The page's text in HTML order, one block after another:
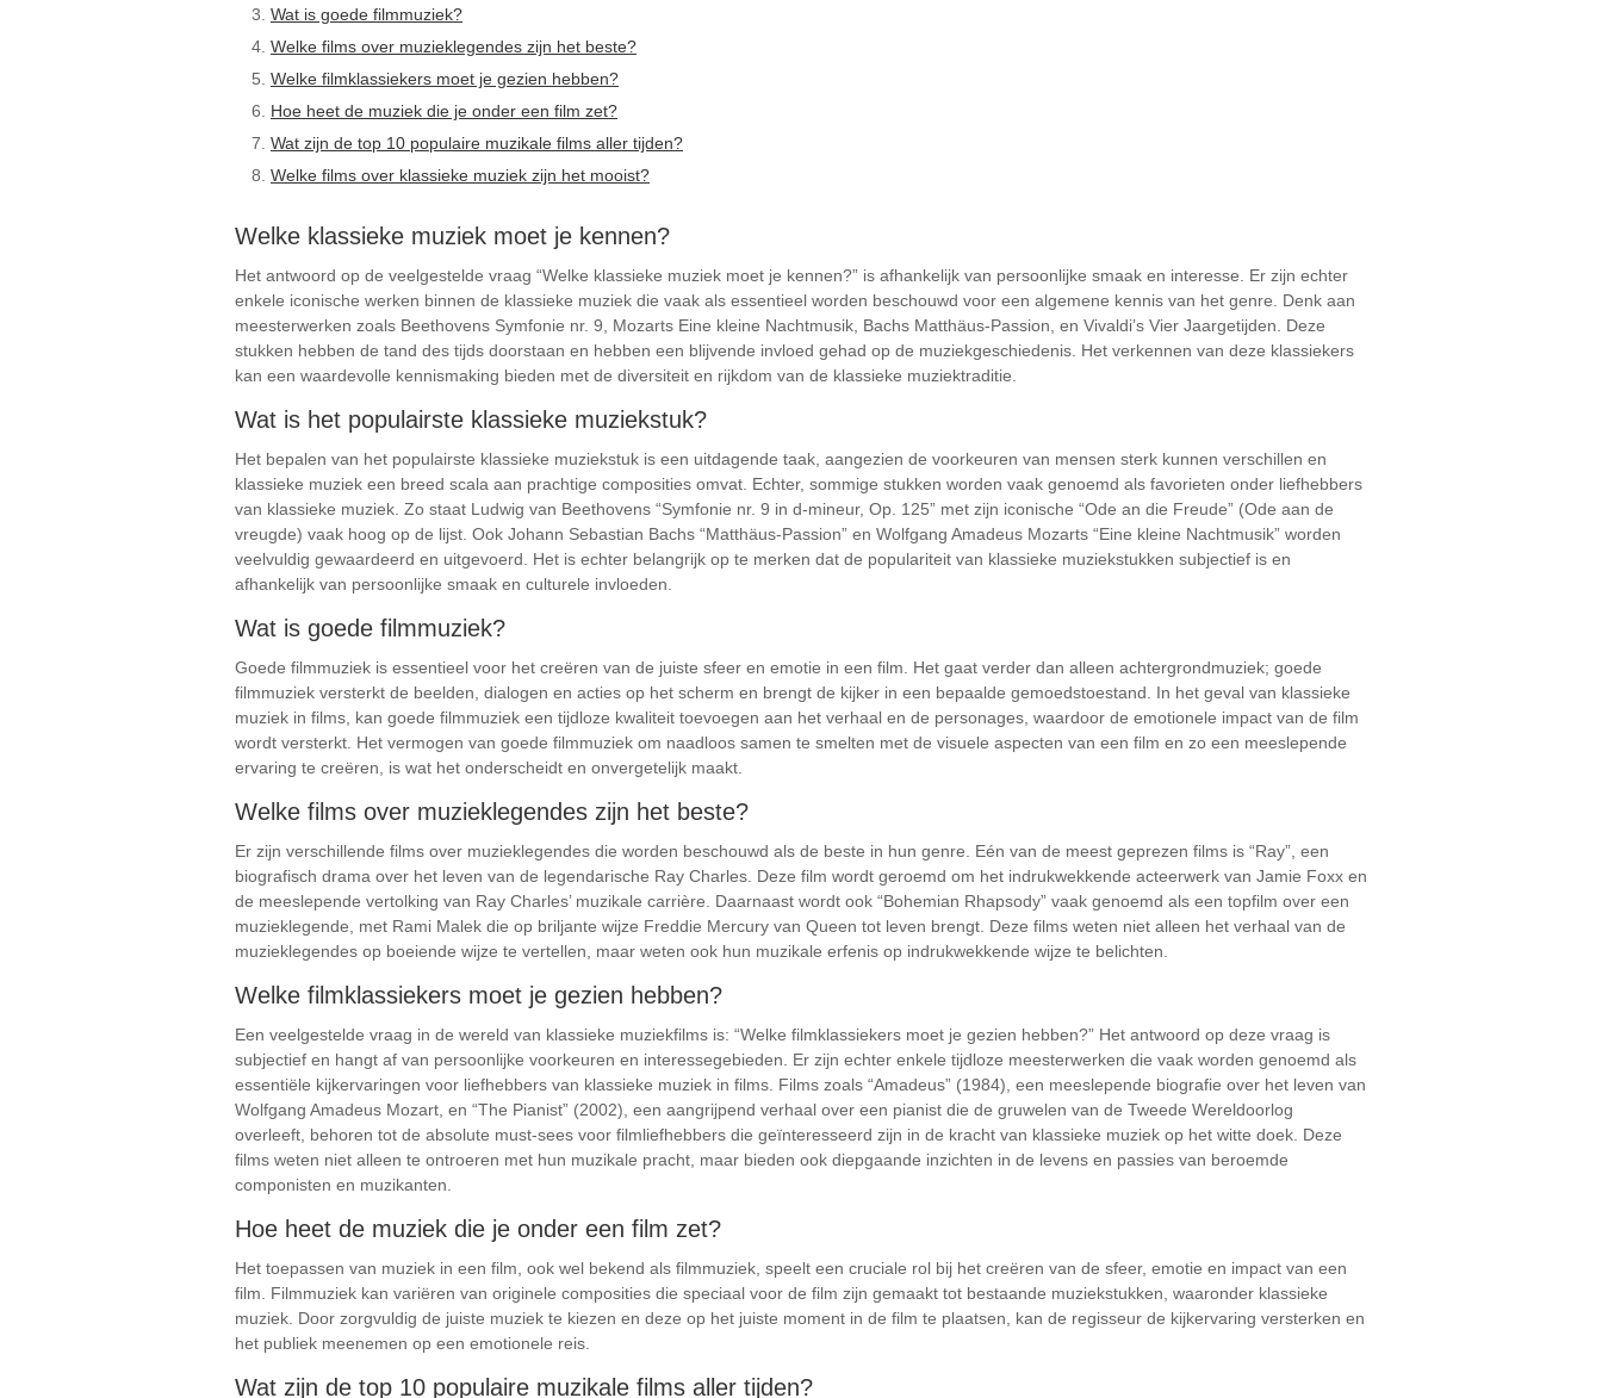
Wat is goede filmmuziek?
Welke films over muzieklegendes zijn het beste?
Welke filmklassiekers moet je gezien hebben?
Hoe heet de muziek die je onder een film zet?
Wat zijn de top 10 populaire muzikale films aller tijden?
Welke films over klassieke muziek zijn het mooist?
Welke klassieke muziek moet je kennen?
Het antwoord op de veelgestelde vraag “Welke klassieke muziek moet je kennen?” is afhankelijk van persoonlijke smaak en interesse. Er zijn echter
enkele iconische werken binnen de klassieke muziek die vaak als essentieel worden beschouwd voor een algemene kennis van het genre. Denk aan
meesterwerken zoals Beethovens Symfonie nr. 9, Mozarts Eine kleine Nachtmusik, Bachs Matthäus-Passion, en Vivaldi’s Vier Jaargetijden. Deze
stukken hebben de tand des tijds doorstaan en hebben een blijvende invloed gehad op de muziekgeschiedenis. Het verkennen van deze klassiekers
kan een waardevolle kennismaking bieden met de diversiteit en rijkdom van de klassieke muziektraditie.
Wat is het populairste klassieke muziekstuk?
Het bepalen van het populairste klassieke muziekstuk is een uitdagende taak, aangezien de voorkeuren van mensen sterk kunnen verschillen en
klassieke muziek een breed scala aan prachtige composities omvat. Echter, sommige stukken worden vaak genoemd als favorieten onder liefhebbers
van klassieke muziek. Zo staat Ludwig van Beethovens “Symfonie nr. 9 in d-mineur, Op. 125” met zijn iconische “Ode an die Freude” (Ode aan de
vreugde) vaak hoog op de lijst. Ook Johann Sebastian Bachs “Matthäus-Passion” en Wolfgang Amadeus Mozarts “Eine kleine Nachtmusik” worden
veelvuldig gewaardeerd en uitgevoerd. Het is echter belangrijk op te merken dat de populariteit van klassieke muziekstukken subjectief is en
afhankelijk van persoonlijke smaak en culturele invloeden.
Wat is goede filmmuziek?
Goede filmmuziek is essentieel voor het creëren van de juiste sfeer en emotie in een film. Het gaat verder dan alleen achtergrondmuziek; goede
filmmuziek versterkt de beelden, dialogen en acties op het scherm en brengt de kijker in een bepaalde gemoedstoestand. In het geval van klassieke
muziek in films, kan goede filmmuziek een tijdloze kwaliteit toevoegen aan het verhaal en de personages, waardoor de emotionele impact van de film
wordt versterkt. Het vermogen van goede filmmuziek om naadloos samen te smelten met de visuele aspecten van een film en zo een meeslepende
ervaring te creëren, is wat het onderscheidt en onvergetelijk maakt.
Welke films over muzieklegendes zijn het beste?
Er zijn verschillende films over muzieklegendes die worden beschouwd als de beste in hun genre. Eén van de meest geprezen films is “Ray”, een
biografisch drama over het leven van de legendarische Ray Charles. Deze film wordt geroemd om het indrukwekkende acteerwerk van Jamie Foxx en
de meeslepende vertolking van Ray Charles’ muzikale carrière. Daarnaast wordt ook “Bohemian Rhapsody” vaak genoemd als een topfilm over een
muzieklegende, met Rami Malek die op briljante wijze Freddie Mercury van Queen tot leven brengt. Deze films weten niet alleen het verhaal van de
muzieklegendes op boeiende wijze te vertellen, maar weten ook hun muzikale erfenis op indrukwekkende wijze te belichten.
Welke filmklassiekers moet je gezien hebben?
Een veelgestelde vraag in de wereld van klassieke muziekfilms is: “Welke filmklassiekers moet je gezien hebben?” Het antwoord op deze vraag is
subjectief en hangt af van persoonlijke voorkeuren en interessegebieden. Er zijn echter enkele tijdloze meesterwerken die vaak worden genoemd als
essentiële kijkervaringen voor liefhebbers van klassieke muziek in films. Films zoals “Amadeus” (1984), een meeslepende biografie over het leven van
Wolfgang Amadeus Mozart, en “The Pianist” (2002), een aangrijpend verhaal over een pianist die de gruwelen van de Tweede Wereldoorlog
overleeft, behoren tot de absolute must-sees voor filmliefhebbers die geïnteresseerd zijn in de kracht van klassieke muziek op het witte doek. Deze
films weten niet alleen te ontroeren met hun muzikale pracht, maar bieden ook diepgaande inzichten in de levens en passies van beroemde
componisten en muzikanten.
Hoe heet de muziek die je onder een film zet?
Het toepassen van muziek in een film, ook wel bekend als filmmuziek, speelt een cruciale rol bij het creëren van de sfeer, emotie en impact van een
film. Filmmuziek kan variëren van originele composities die speciaal voor de film zijn gemaakt tot bestaande muziekstukken, waaronder klassieke
muziek. Door zorgvuldig de juiste muziek te kiezen en deze op het juiste moment in de film te plaatsen, kan de regisseur de kijkervaring versterken en
het publiek meenemen op een emotionele reis.
Wat zijn de top 10 populaire muzikale films aller tijden?